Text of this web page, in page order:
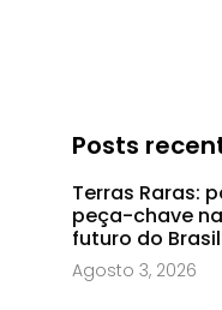
Posts
Terras Raras:
peça-chave
futuro do
Agosto 3, 2026